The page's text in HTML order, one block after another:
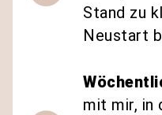
Stand zu
Neustart
mit mir, in